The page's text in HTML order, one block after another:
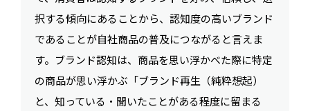
択する傾向にあることから、認知度の高いブランド
であることが自社商品の普及につながると言えま
す。ブランド認知は、商品を思い浮かべた際に特定
の商品が思い浮かぶ「ブランド再生（純粋想起）
と、知っている・聞いたことがある程度に留まる